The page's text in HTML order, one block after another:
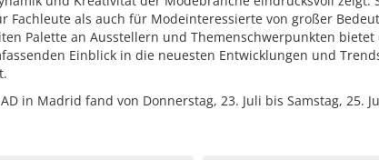
Fachleute als auch für Modeinteressierte von großer
Palette an Ausstellern und Themenschwerpunkten bietet
Einblick in die neuesten Entwicklungen und
in Madrid fand von Donnerstag, 23. Juli bis Samstag, 25.